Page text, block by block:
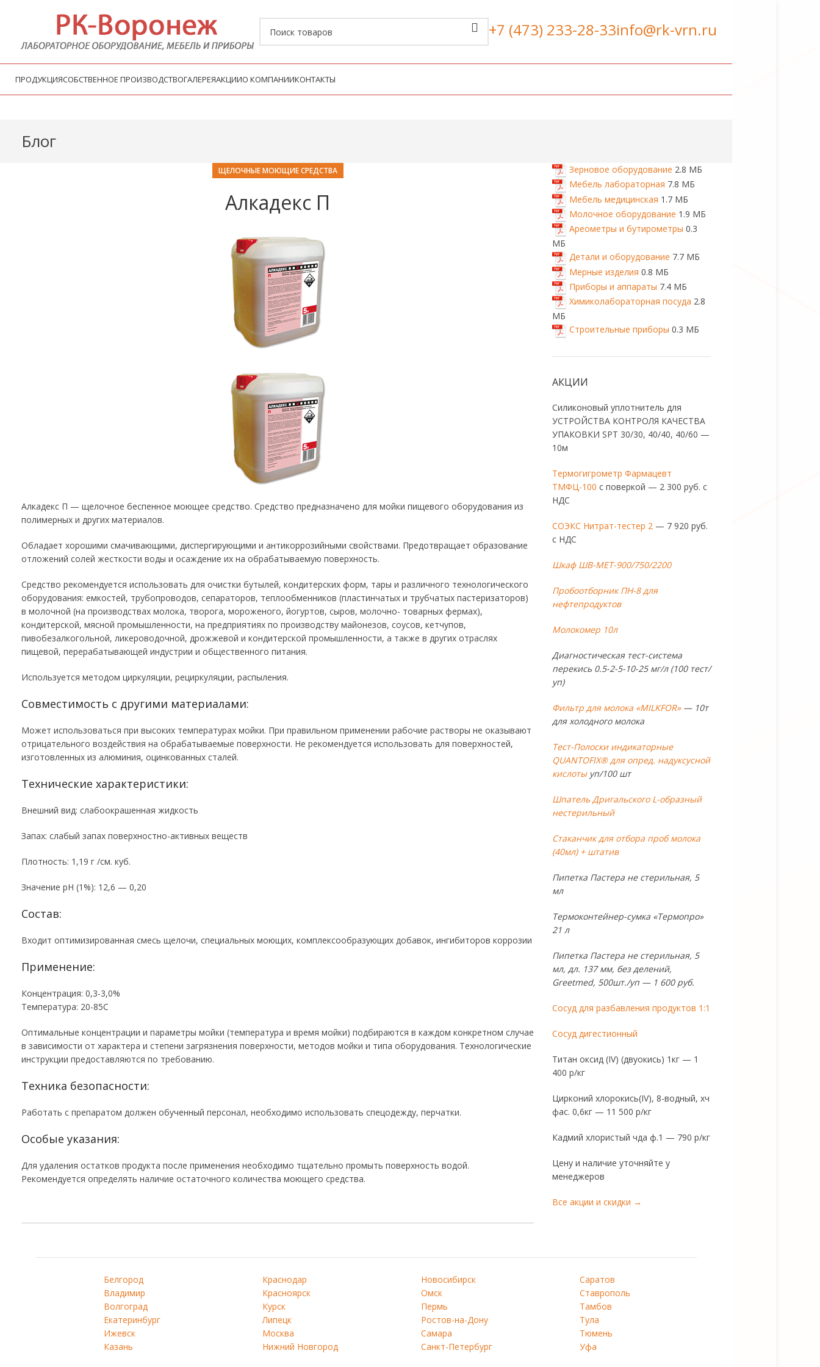
+7 (473) 233-28-33info@rk-vrn.ru
ПРОДУКЦИЯСОБСТВЕННОЕ ПРОИЗВОДСТВОГАЛЕРЕЯАКЦИИО КОМПАНИИКОНТАКТЫ
Блог
ЩЕЛОЧНЫЕ МОЮЩИЕ СРЕДСТВА
Алкадекс П
Алкадекс П — щелочное беспенное моющее средство. Средство предназначено для мойки пищевого оборудования из
полимерных и других материалов.
Обладает хорошими смачивающими, диспергирующими и антикоррозийными свойствами. Предотвращает образование
отложений солей жесткости воды и осаждение их на обрабатываемую поверхность.
Средство рекомендуется использовать для очистки бутылей, кондитерских форм, тары и различного технологического
оборудования: емкостей, трубопроводов, сепараторов, теплообменников (пластинчатых и трубчатых пастеризаторов)
в молочной (на производствах молока, творога, мороженого, йогуртов, сыров, молочно- товарных фермах),
кондитерской, мясной промышленности, на предприятиях по производству майонезов, соусов, кетчупов,
пивобезалкогольной, ликероводочной, дрожжевой и кондитерской промышленности, а также в других отраслях
пищевой, перерабатывающей индустрии и общественного питания.
Используется методом циркуляции, рециркуляции, распыления.
Совместимость с другими материалами:
Может использоваться при высоких температурах мойки. При правильном применении рабочие растворы не оказывают
отрицательного воздействия на обрабатываемые поверхности. Не рекомендуется использовать для поверхностей,
изготовленных из алюминия, оцинкованных сталей.
Технические характеристики:
Внешний вид: слабоокрашенная жидкость
Запах: слабый запах поверхностно-активных веществ
Плотность: 1,19 г /см. куб.
Значение рН (1%): 12,6 — 0,20
Состав:
Входит оптимизированная смесь щелочи, специальных моющих, комплексообразующих добавок, ингибиторов коррозии
Применение:
Концентрация: 0,3-3,0%
Температура: 20-85С
Оптимальные концентрации и параметры мойки (температура и время мойки) подбираются в каждом конкретном случае
в зависимости от характера и степени загрязнения поверхности, методов мойки и типа оборудования. Технологические
инструкции предоставляются по требованию.
Техника безопасности:
Работать с препаратом должен обученный персонал, необходимо использовать спецодежду, перчатки.
Особые указания:
Для удаления остатков продукта после применения необходимо тщательно промыть поверхность водой.
Рекомендуется определять наличие остаточного количества моющего средства.
Зерновое оборудование 2.8 МБ
Мебель лабораторная 7.8 МБ
Мебель медицинская 1.7 МБ
Молочное оборудование 1.9 МБ
Ареометры и бутирометры 0.3
МБ
Детали и оборудование 7.7 МБ
Мерные изделия 0.8 МБ
Приборы и аппараты 7.4 МБ
Химиколабораторная посуда 2.8
МБ
Строительные приборы 0.3 МБ
АКЦИИ
Силиконовый уплотнитель для
УСТРОЙСТВА КОНТРОЛЯ КАЧЕСТВА
УПАКОВКИ SPT 30/30, 40/40, 40/60 —
10м
Термогигрометр Фармацевт
ТМФЦ-100 с поверкой — 2 300 руб. с
НДС
СОЭКС Нитрат-тестер 2 — 7 920 руб.
с НДС
Шкаф ШВ-МЕТ-900/750/2200
Пробоотборник ПН-8 для
нефтепродуктов
Молокомер 10л
Диагностическая тест-система
перекись 0.5-2-5-10-25 мг/л (100 тест/
уп)
Фильтр для молока «MILKFOR»— 10т
для холодного молока
Тест-Полоски индикаторные
QUANTOFIX® для опред. надуксусной
кислотыуп/100 шт
Шпатель Дригальского L-образный
нестерильный
Стаканчик для отбора проб молока
(40мл) + штатив
Пипетка Пастера не стерильная, 5
мл
Термоконтейнер-сумка «Термопро»
21 л
Пипетка Пастера не стерильная, 5
мл, дл. 137 мм, без делений,
Greetmed, 500шт./уп — 1 600 руб.
Сосуд для разбавления продуктов 1:1
Сосуд дигестионный
Титан оксид (IV) (двуокись) 1кг — 1
400 р/кг
Цирконий хлорокись(IV), 8-водный, хч
фас. 0,6кг — 11 500 р/кг
Кадмий хлористый чда ф.1 — 790 р/кг
Цену и наличие уточняйте у
менеджеров
Все акции и скидки →
Белгород
Владимир
Волгоград
Екатеринбург
Ижевск
Казань
Краснодар
Красноярск
Курск
Липецк
Москва
Нижний Новгород
Новосибирск
Омск
Пермь
Ростов-на-Дону
Самара
Санкт-Петербург
Саратов
Ставрополь
Тамбов
Тула
Тюмень
Уфа